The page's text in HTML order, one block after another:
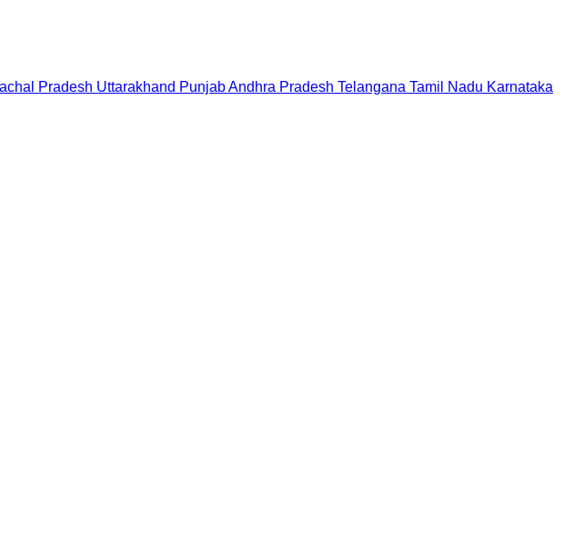
Pradesh Uttarakhand PunjabAndhra Pradesh Telangana Tamil Nadu Karnataka